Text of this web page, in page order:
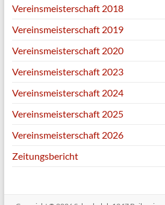
Vereinsmeisterschaft 2018
Vereinsmeisterschaft 2019
Vereinsmeisterschaft 2020
Vereinsmeisterschaft 2023
Vereinsmeisterschaft 2024
Vereinsmeisterschaft 2025
Vereinsmeisterschaft 2026
Zeitungsbericht